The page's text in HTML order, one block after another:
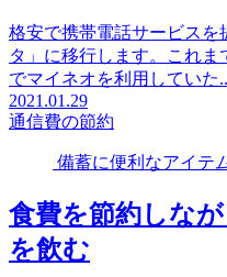
格安で携帯電話サービスを
タ」に移行します。これ
でマイネオを利用していた
2021.01.29
通信費の節約
備蓄に便利なアイテ
食費を節約しな
を飲む